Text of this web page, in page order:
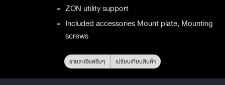
- ZON utility support
- Included accessories Mount plate, Mounting
screws
รายละเอียดอื่นๆ เปรียบเทียบสินค้า